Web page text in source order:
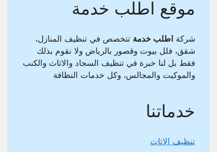
موقع اطلب خدمة
شركة اطلب خدمة تتخصص في تنظيف المنازل،
شقق، فلل بيوت وقصور بالرياض ولا نقوم بذلك
فقط بل لنا خبرة في تنظيف السجاد والاثاث والكنب
والموكيت والمجالس، وكل خدمات النظافة
خدماتنا
تنظيف الاثاث